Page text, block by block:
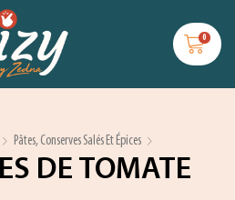
0
Pâtes, Conserves Salés Et Épices
DE TOMATE